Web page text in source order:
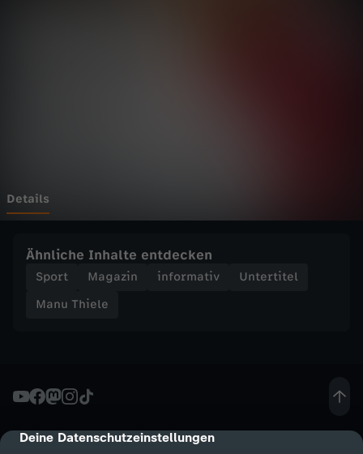
cmp-dialog-description
Deine Datenschutzeinstellungen
u
d
l
i
Details
Ähnliche Inhalte entdecken
Sport Magazin informativ
Untertitel
Manu Thiele